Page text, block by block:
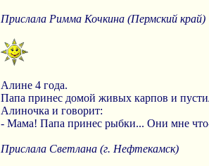
Прислала Римма Кочкина (Пермский край)
Алине 4 года.
Папа принес домой живых карпов и
Алиночка и говорит:
- Мама! Папа принес рыбки... Они мне что-
Прислала Светлана (г. Нефтекамск)